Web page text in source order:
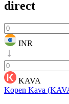
direct
INR
KAVA
Kopen Kava